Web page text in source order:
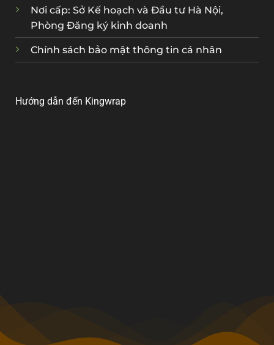
Nơi cấp: Sở Kế hoạch và Đầu tư Hà Nội,
Phòng Đăng ký kinh doanh
Chính sách bảo mật thông tin cá nhân
Hướng dẫn đến Kingwrap